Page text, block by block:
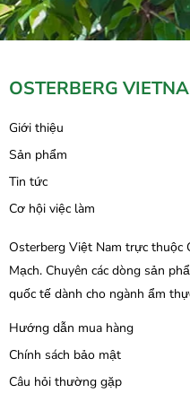
OSTERBERG
Giới thiệu
Sản phẩm
Tin tức
Cơ hội việc làm
Osterberg Việt Nam trực thuộc
Mạch. Chuyên các dòng sản
quốc tế dành cho ngành ẩm
Hướng dẫn mua hàng
Chính sách bảo mật
Câu hỏi thường gặp